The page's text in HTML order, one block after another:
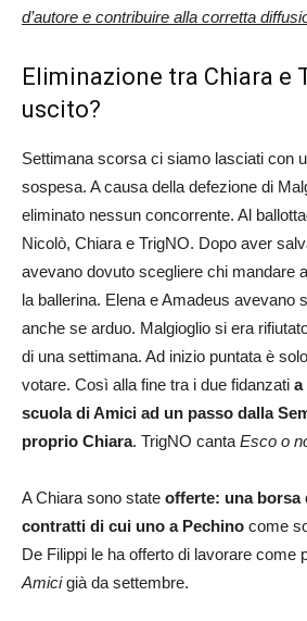
d’autore e contribuire alla corretta
Eliminazione tra Chiara e
uscito?
Settimana scorsa ci siamo lasciati con
sospesa. A causa della defezione di
eliminato nessun concorrente. Al
Nicolò, Chiara e TrigNO. Dopo aver
avevano dovuto scegliere chi mandare
la ballerina. Elena e Amadeus avevano
anche se arduo. Malgioglio si era
di una settimana. Ad inizio puntata è
votare. Così alla fine tra i due fidanzati a
scuola di Amici ad un passo dalla
proprio Chiara. TrigNO canta Esco o
A Chiara sono state offerte: una borsa
contratti di cui uno a Pechino come
De Filippi le ha offerto di lavorare come
Amicigià da settembre.